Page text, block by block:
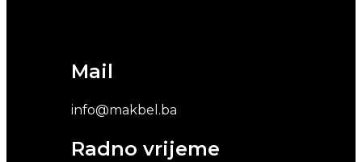
Mail
info@makbel.ba
Radno vrijeme